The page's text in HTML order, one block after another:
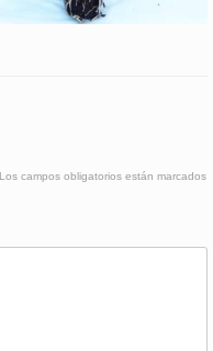
Los campos obligatorios están marcados